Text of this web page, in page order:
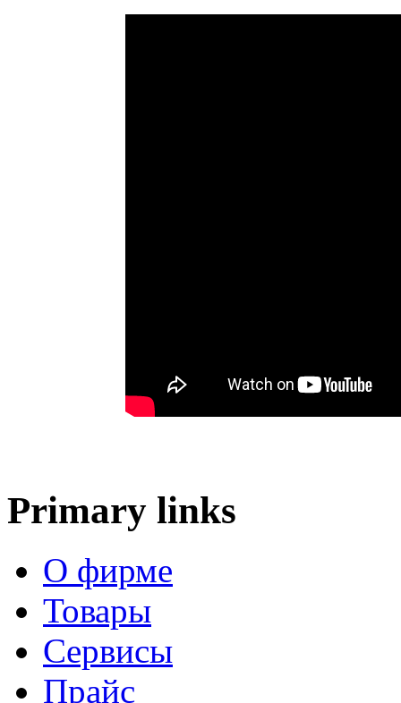
Primary links
О фирме
Товары
Сервисы
Прайс